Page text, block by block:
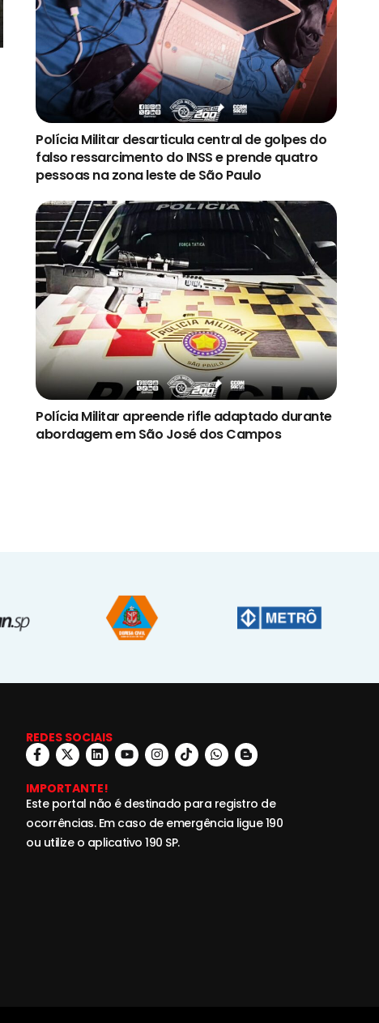
Polícia Militar desarticula central de golpes do
falso ressarcimento do INSS e prende quatro
pessoas na zona leste de São Paulo
Polícia Militar apreende rifle adaptado durante
abordagem em São José dos Campos
REDES SOCIAIS
IMPORTANTE!
Este portal não é destinado para registro de
ocorrências. Em caso de emergência ligue 190
ou utilize o aplicativo 190 SP.